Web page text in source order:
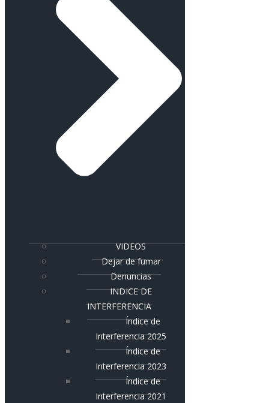
VIDEOS
Dejar de fumar
Denuncias
INDICE DE
INTERFERENCIA
Índice de
Interferencia 2025
Índice de
Interferencia 2023
Índice de
Interferencia 2021